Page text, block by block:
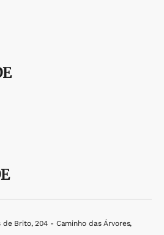
de Brito, 204 - Caminho das Árvores,